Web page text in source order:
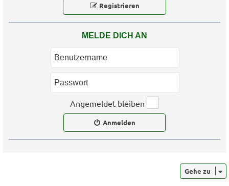
Registrieren
MELDE DICH AN
Angemeldet bleiben
Anmelden
Gehe zu